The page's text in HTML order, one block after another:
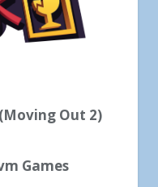
(Moving Out 2)
Games